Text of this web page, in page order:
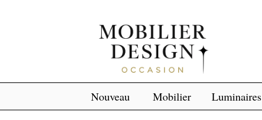
Nouveau Mobilier Luminaires